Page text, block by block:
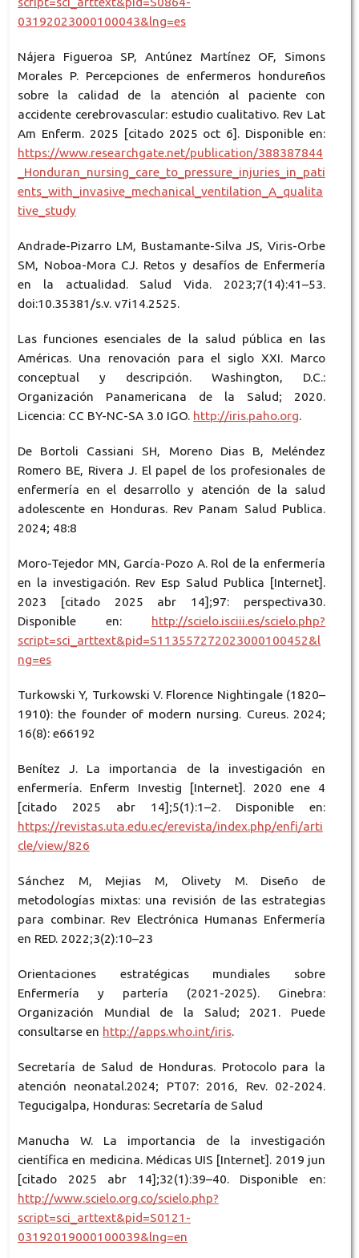
03192023000100043&lng=es
Nájera Figueroa SP, Antúnez Martínez OF, Simons
Morales P. Percepciones de enfermeros hondureños
sobre la calidad de la atención al paciente con
accidente cerebrovascular: estudio cualitativo. Rev Lat
Am Enferm. 2025 [citado 2025 oct 6]. Disponible en:
https://www.researchgate.net/publication/388387844
_Honduran_nursing_care_to_pressure_injuries_in_pati
ents_with_invasive_mechanical_ventilation_A_qualita
tive_study
Andrade-Pizarro LM, Bustamante-Silva JS, Viris-Orbe
SM, Noboa-Mora CJ. Retos y desafíos de Enfermería
en la actualidad. Salud Vida. 2023;7(14):41–53.
doi:10.35381/s.v. v7i14.2525.
Las funciones esenciales de la salud pública en las
Américas. Una renovación para el siglo XXI. Marco
conceptual y descripción. Washington, D.C.:
Organización Panamericana de la Salud; 2020.
Licencia: CC BY-NC-SA 3.0 IGO. http://iris.paho.org.
De Bortoli Cassiani SH, Moreno Dias B, Meléndez
Romero BE, Rivera J. El papel de los profesionales de
enfermería en el desarrollo y atención de la salud
adolescente en Honduras. Rev Panam Salud Publica.
2024; 48:8
Moro-Tejedor MN, García-Pozo A. Rol de la enfermería
en la investigación. Rev Esp Salud Publica [Internet].
2023 [citado 2025 abr 14];97: perspectiva30.
Disponible en: http://scielo.isciii.es/scielo.php?
script=sci_arttext&pid=S113557272023000100452&l
ng=es
Turkowski Y, Turkowski V. Florence Nightingale (1820–
1910): the founder of modern nursing. Cureus. 2024;
16(8): e66192
Benítez J. La importancia de la investigación en
enfermería. Enferm Investig [Internet]. 2020 ene 4
[citado 2025 abr 14];5(1):1–2. Disponible en:
https://revistas.uta.edu.ec/erevista/index.php/enfi/arti
cle/view/826
Sánchez M, Mejias M, Olivety M. Diseño de
metodologías mixtas: una revisión de las estrategias
para combinar. Rev Electrónica Humanas Enfermería
en RED. 2022;3(2):10–23
Orientaciones estratégicas mundiales sobre
Enfermería y partería (2021-2025). Ginebra:
Organización Mundial de la Salud; 2021. Puede
consultarse en http://apps.who.int/iris.
Secretaría de Salud de Honduras. Protocolo para la
atención neonatal.2024; PT07: 2016, Rev. 02-2024.
Tegucigalpa, Honduras: Secretaría de Salud
Manucha W. La importancia de la investigación
científica en medicina. Médicas UIS [Internet]. 2019 jun
[citado 2025 abr 14];32(1):39–40. Disponible en:
http://www.scielo.org.co/scielo.php?
script=sci_arttext&pid=S0121-
03192019000100039&lng=en